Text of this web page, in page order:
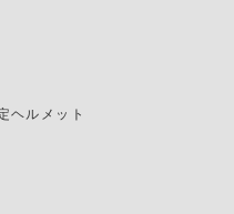
ヘルメット